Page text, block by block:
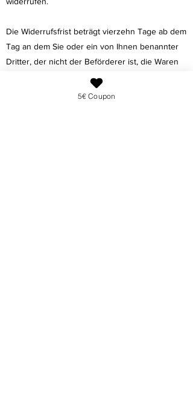
Die Widerrufsfrist beträgt vierzehn Tage ab dem
Tag an dem Sie oder ein von Ihnen benannter
Dritter, der nicht der Beförderer ist, die Waren
in Besitz genommen haben bzw. hat.
im Falle eines Vertrages über mehrere Waren,
5€ Coupon